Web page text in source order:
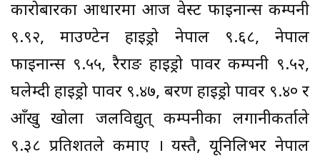
कारोबारका आधारमा आज वेस्ट फाइनान्स कम्पनी
९.९२, माउण्टेन हाइड्रो नेपाल ९.६८, नेपाल
फाइनान्स ९.५५, रैराङ हाइड्रो पावर कम्पनी ९.५२,
घलेम्दी हाइड्रो पावर ९.४७, बरण हाइड्रो पावर ९.४० र
आँखु खोला जलविद्युत् कम्पनीका लगानीकर्ताले
९.३८ प्रतिशतले कमाए । यस्तै, यूनिलिभर नेपाल